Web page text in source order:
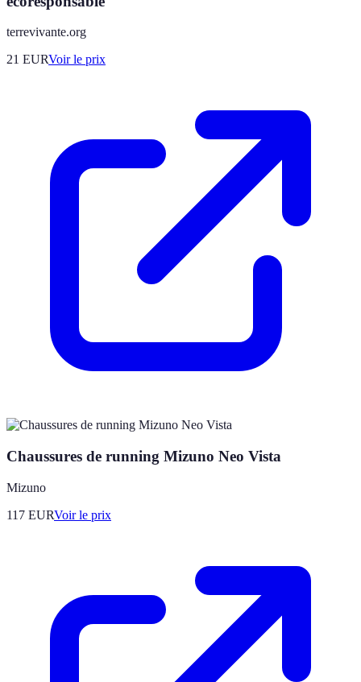
terrevivante.org
21 EURVoir le prix
Chaussures de running Mizuno Neo Vista
Mizuno
117 EURVoir le prix